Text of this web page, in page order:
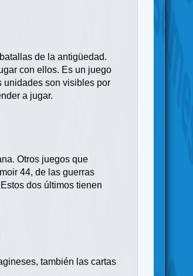
de la antigüedad.
con ellos. Es un juego
unidades son visibles por
a jugar.
Otros juegos que
44, de las guerras
dos últimos tienen
también las cartas